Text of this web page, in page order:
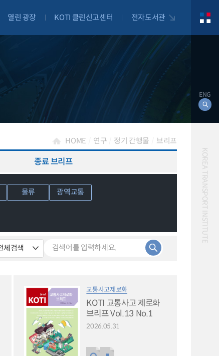
열린 광장 KOTI 클린신고센터 전자도서관
HOME 연구 정기 간행물 브리프
종료 브리프
물류
광역교통
교통사고제로화
KOTI 교통사고 제로화
브리프 Vol.13 No.1
2026.05.31
ENG
KOREA TRANSPORT INSTITUTE
교통혼잡비용
일반사업보고서
여객통행량
통행발생모형
수단분담모형
여객OD현행화
권역별통행지표
사회경제지표
교통수요예측
2024.12.31
기획도서
2025.09.30